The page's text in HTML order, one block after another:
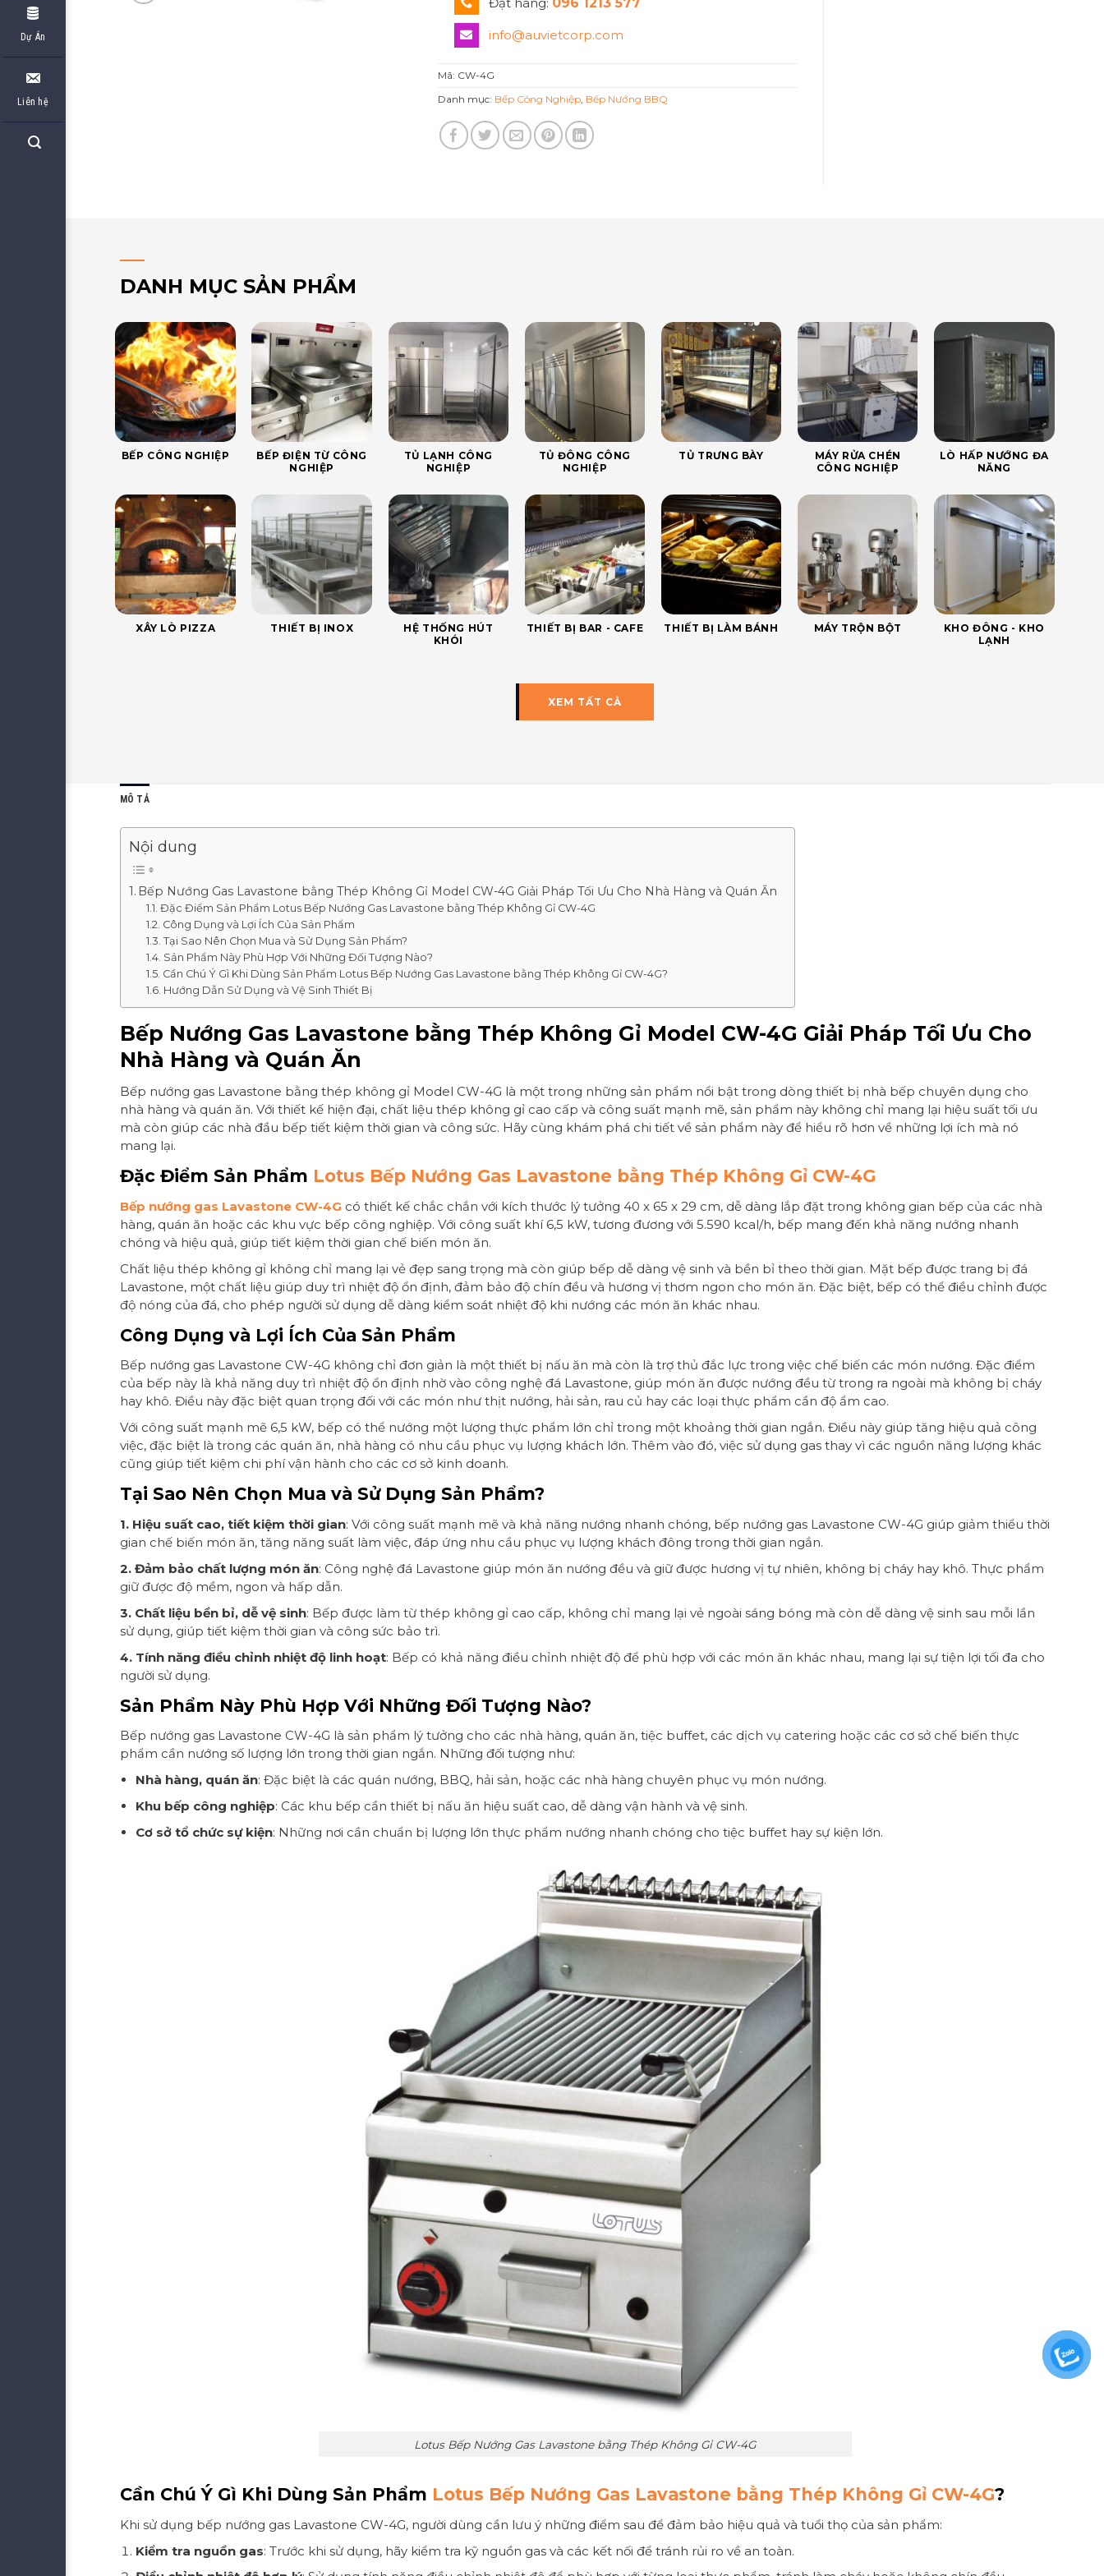
Dự Án
Liên hệ
info@auvietcorp.com
Mã: CW-4G
Danh mục: Bếp Công Nghiệp, Bếp Nướng BBQ
DANH MỤC SẢN PHẨM
BẾP CÔNG NGHIỆP
BẾP ĐIỆN TỪ CÔNG
NGHIỆP
TỦ LẠNH CÔNG
NGHIỆP
TỦ ĐÔNG CÔNG
NGHIỆP
TỦ TRƯNG BÀY
MÁY RỬA CHÉN
CÔNG NGHIỆP
LÒ HẤP NƯỚNG ĐA
NĂNG
XÂY LÒ PIZZA THIẾT BỊ INOX
HỆ THỐNG HÚT
KHÓI
THIẾT BỊ BAR - CAFE THIẾT BỊ LÀM BÁNH MÁY TRỘN BỘT
KHO ĐÔNG - KHO
LẠNH
XEM TẤT CẢ
MÔ TẢ
Nội dung
Bếp Nướng Gas Lavastone bằng Thép Không Gỉ Model CW-4G Giải Pháp Tối Ưu Cho Nhà Hàng và Quán Ăn
Đặc Điểm Sản Phẩm Lotus Bếp Nướng Gas Lavastone bằng Thép Không Gỉ CW-4G
Công Dụng và Lợi Ích Của Sản Phẩm
Tại Sao Nên Chọn Mua và Sử Dụng Sản Phẩm?
Sản Phẩm Này Phù Hợp Với Những Đối Tượng Nào?
Cần Chú Ý Gì Khi Dùng Sản Phẩm Lotus Bếp Nướng Gas Lavastone bằng Thép Không Gỉ CW-4G?
Hướng Dẫn Sử Dụng và Vệ Sinh Thiết Bị
Bếp Nướng Gas Lavastone bằng Thép Không Gỉ Model CW-4G Giải Pháp Tối Ưu Cho
Nhà Hàng và Quán Ăn
Bếp nướng gas Lavastone bằng thép không gỉ Model CW-4G là một trong những sản phẩm nổi bật trong dòng thiết bị nhà bếp chuyên dụng cho
nhà hàng và quán ăn. Với thiết kế hiện đại, chất liệu thép không gỉ cao cấp và công suất mạnh mẽ, sản phẩm này không chỉ mang lại hiệu suất tối ưu
mà còn giúp các nhà đầu bếp tiết kiệm thời gian và công sức. Hãy cùng khám phá chi tiết về sản phẩm này để hiểu rõ hơn về những lợi ích mà nó
mang lại.
Đặc Điểm Sản Phẩm Lotus Bếp Nướng Gas Lavastone bằng Thép Không Gỉ CW-4G
Bếp nướng gas Lavastone CW-4G có thiết kế chắc chắn với kích thước lý tưởng 40 x 65 x 29 cm, dễ dàng lắp đặt trong không gian bếp của các nhà
hàng, quán ăn hoặc các khu vực bếp công nghiệp. Với công suất khí 6,5 kW, tương đương với 5.590 kcal/h, bếp mang đến khả năng nướng nhanh
chóng và hiệu quả, giúp tiết kiệm thời gian chế biến món ăn.
Chất liệu thép không gỉ không chỉ mang lại vẻ đẹp sang trọng mà còn giúp bếp dễ dàng vệ sinh và bền bỉ theo thời gian. Mặt bếp được trang bị đá
Lavastone, một chất liệu giúp duy trì nhiệt độ ổn định, đảm bảo độ chín đều và hương vị thơm ngon cho món ăn. Đặc biệt, bếp có thể điều chỉnh được
độ nóng của đá, cho phép người sử dụng dễ dàng kiểm soát nhiệt độ khi nướng các món ăn khác nhau.
Công Dụng và Lợi Ích Của Sản Phẩm
Bếp nướng gas Lavastone CW-4G không chỉ đơn giản là một thiết bị nấu ăn mà còn là trợ thủ đắc lực trong việc chế biến các món nướng. Đặc điểm
của bếp này là khả năng duy trì nhiệt độ ổn định nhờ vào công nghệ đá Lavastone, giúp món ăn được nướng đều từ trong ra ngoài mà không bị cháy
hay khô. Điều này đặc biệt quan trọng đối với các món như thịt nướng, hải sản, rau củ hay các loại thực phẩm cần độ ẩm cao.
Với công suất mạnh mẽ 6,5 kW, bếp có thể nướng một lượng thực phẩm lớn chỉ trong một khoảng thời gian ngắn. Điều này giúp tăng hiệu quả công
việc, đặc biệt là trong các quán ăn, nhà hàng có nhu cầu phục vụ lượng khách lớn. Thêm vào đó, việc sử dụng gas thay vì các nguồn năng lượng khác
cũng giúp tiết kiệm chi phí vận hành cho các cơ sở kinh doanh.
Tại Sao Nên Chọn Mua và Sử Dụng Sản Phẩm?
1. Hiệu suất cao, tiết kiệm thời gian: Với công suất mạnh mẽ và khả năng nướng nhanh chóng, bếp nướng gas Lavastone CW-4G giúp giảm thiểu thời
gian chế biến món ăn, tăng năng suất làm việc, đáp ứng nhu cầu phục vụ lượng khách đông trong thời gian ngắn.
2. Đảm bảo chất lượng món ăn: Công nghệ đá Lavastone giúp món ăn nướng đều và giữ được hương vị tự nhiên, không bị cháy hay khô. Thực phẩm
giữ được độ mềm, ngon và hấp dẫn.
3. Chất liệu bền bỉ, dễ vệ sinh: Bếp được làm từ thép không gỉ cao cấp, không chỉ mang lại vẻ ngoài sáng bóng mà còn dễ dàng vệ sinh sau mỗi lần
sử dụng, giúp tiết kiệm thời gian và công sức bảo trì.
4. Tính năng điều chỉnh nhiệt độ linh hoạt: Bếp có khả năng điều chỉnh nhiệt độ để phù hợp với các món ăn khác nhau, mang lại sự tiện lợi tối đa cho
người sử dụng.
Sản Phẩm Này Phù Hợp Với Những Đối Tượng Nào?
Bếp nướng gas Lavastone CW-4G là sản phẩm lý tưởng cho các nhà hàng, quán ăn, tiệc buffet, các dịch vụ catering hoặc các cơ sở chế biến thực
phẩm cần nướng số lượng lớn trong thời gian ngắn. Những đối tượng như:
Nhà hàng, quán ăn: Đặc biệt là các quán nướng, BBQ, hải sản, hoặc các nhà hàng chuyên phục vụ món nướng.
Khu bếp công nghiệp: Các khu bếp cần thiết bị nấu ăn hiệu suất cao, dễ dàng vận hành và vệ sinh.
Cơ sở tổ chức sự kiện: Những nơi cần chuẩn bị lượng lớn thực phẩm nướng nhanh chóng cho tiệc buffet hay sự kiện lớn.
Lotus Bếp Nướng Gas Lavastone bằng Thép Không Gỉ CW-4G
Cần Chú Ý Gì Khi Dùng Sản Phẩm Lotus Bếp Nướng Gas Lavastone bằng Thép Không Gỉ CW-4G?
Khi sử dụng bếp nướng gas Lavastone CW-4G, người dùng cần lưu ý những điểm sau để đảm bảo hiệu quả và tuổi thọ của sản phẩm:
Kiểm tra nguồn gas: Trước khi sử dụng, hãy kiểm tra kỹ nguồn gas và các kết nối để tránh rủi ro về an toàn.